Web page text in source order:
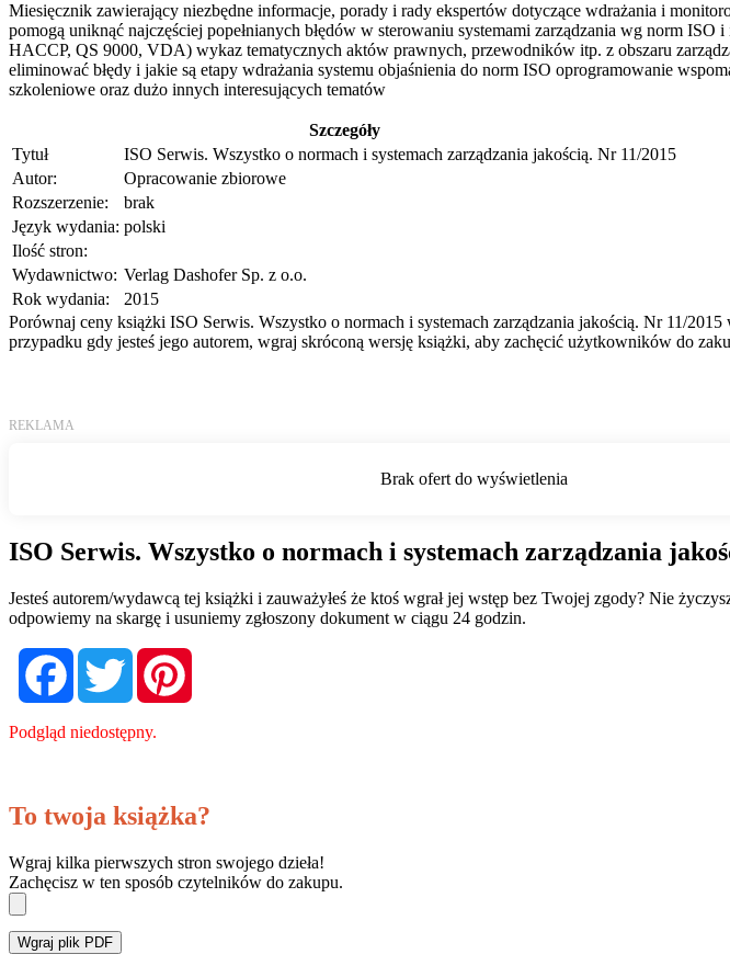
Miesięcznik zawierający niezbędne informacje, porady i rady ekspertów dotyczące wdrażania i
pomogą uniknąć najczęściej popełnianych błędów w sterowaniu systemami zarządzania wg norm
HACCP, QS 9000, VDA) wykaz tematycznych aktów prawnych, przewodników itp. z obszaru
eliminować błędy i jakie są etapy wdrażania systemu objaśnienia do norm ISO oprogramowanie
szkoleniowe oraz dużo innych interesujących tematów
Szczegóły
Tytuł
ISO Serwis. Wszystko o normach i systemach zarządzania jakością. Nr 11/2015
Autor:
Opracowanie zbiorowe
Rozszerzenie:
brak
Język wydania: polski
Ilość stron:
Wydawnictwo: Verlag Dashofer Sp. z o.o.
Rok wydania:
2015
Porównaj ceny książki ISO Serwis. Wszystko o normach i systemach zarządzania jakością. Nr 11/
przypadku gdy jesteś jego autorem, wgraj skróconą wersję książki, aby zachęcić użytkowników do
ISO Serwis. Wszystko o normach i systemach zarządzania
Jesteś autorem/wydawcą tej książki i zauważyłeś że ktoś wgrał jej wstęp bez Twojej zgody? Nie
odpowiemy na skargę i usuniemy zgłoszony dokument w ciągu 24 godzin.
FacebookTwitter
Podgląd niedostępny.
To twoja książka?
Wgraj kilka pierwszych stron swojego dzieła!
Zachęcisz w ten sposób czytelników do zakupu.
Wgraj plik PDF